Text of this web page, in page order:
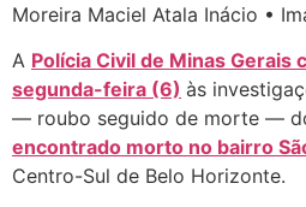
Moreira Maciel Atala Inácio •
A Polícia Civil de Minas Gerais
segunda-feira (6) às
— roubo seguido de morte —
encontrado morto no bairro
Centro-Sul de Belo Horizonte.